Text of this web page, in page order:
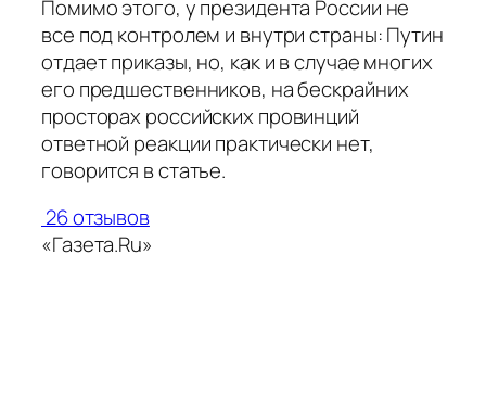
Помимо этого, у президента России не
все под контролем и внутри страны: Путин
отдает приказы, но, как и в случае многих
его предшественников, на бескрайних
просторах российских провинций
ответной реакции практически нет,
говорится в статье.
26 отзывов
«Газета.Ru»